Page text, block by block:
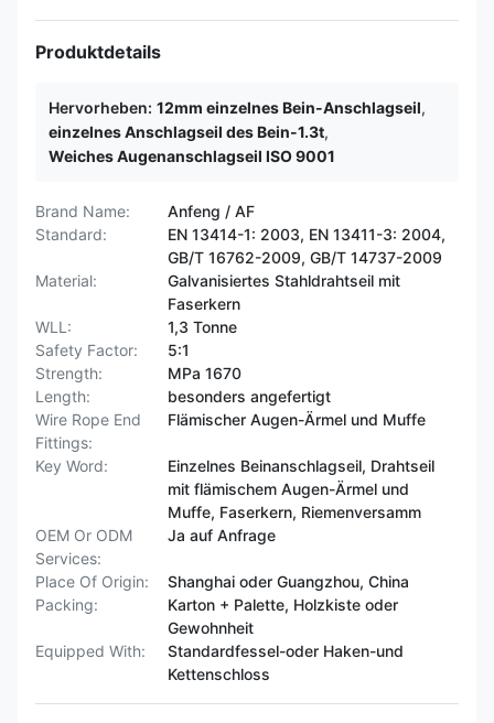
Produktdetails
Hervorheben: 12mm einzelnes Bein-Anschlagseil,
einzelnes Anschlagseil des Bein-1.3t,
Weiches Augenanschlagseil ISO 9001
Brand Name:
Anfeng / AF
Standard:
EN 13414-1: 2003, EN 13411-3: 2004,
GB/T 16762-2009, GB/T 14737-2009
Material:
Galvanisiertes Stahldrahtseil mit
Faserkern
WLL:
1,3 Tonne
Safety Factor:
5:1
Strength:
MPa 1670
Length:
besonders angefertigt
Wire Rope End
Fittings:
Flämischer Augen-Ärmel und Muffe
Key Word:
Einzelnes Beinanschlagseil, Drahtseil
mit flämischem Augen-Ärmel und
Muffe, Faserkern, Riemenversamm
OEM Or ODM
Services:
Ja auf Anfrage
Place Of Origin:
Shanghai oder Guangzhou, China
Packing:
Karton + Palette, Holzkiste oder
Gewohnheit
Equipped With:
Standardfessel-oder Haken-und
Kettenschloss